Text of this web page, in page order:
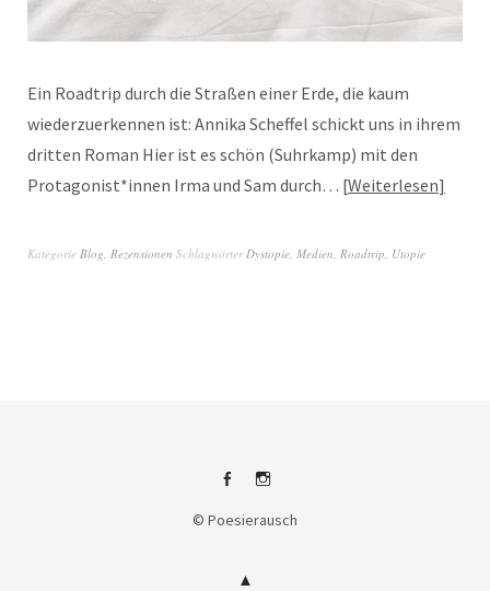
Ein Roadtrip durch die Straßen einer Erde, die kaum
wiederzuerkennen ist: Annika Scheffel schickt uns in ihrem
dritten Roman Hier ist es schön (Suhrkamp) mit den
Protagonist*innen Irma und Sam durch… Weiterlesen
Kategorie Blog, Rezensionen SchlagwörterDystopie, Medien, Roadtrip, Utopie
FacebookInstagram
© Poesierausch